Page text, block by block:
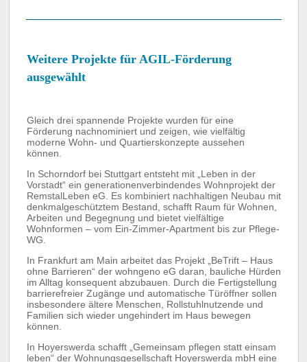
Weitere Projekte für AGIL-Förderung
ausgewählt
Gleich drei spannende Projekte wurden für eine
Förderung nachnominiert und zeigen, wie vielfältig
moderne Wohn- und Quartierskonzepte aussehen
können.
In Schorndorf bei Stuttgart entsteht mit „Leben in der
Vorstadt“ ein generationenverbindendes Wohnprojekt der
RemstalLeben eG. Es kombiniert nachhaltigen Neubau mit
denkmalgeschütztem Bestand, schafft Raum für Wohnen,
Arbeiten und Begegnung und bietet vielfältige
Wohnformen – vom Ein-Zimmer-Apartment bis zur Pflege-
WG.
In Frankfurt am Main arbeitet das Projekt „BeTrift – Haus
ohne Barrieren“ der wohngeno eG daran, bauliche Hürden
im Alltag konsequent abzubauen. Durch die Fertigstellung
barrierefreier Zugänge und automatische Türöffner sollen
insbesondere ältere Menschen, Rollstuhlnutzende und
Familien sich wieder ungehindert im Haus bewegen
können.
In Hoyerswerda schafft „Gemeinsam pflegen statt einsam
leben“ der Wohnungsgesellschaft Hoyerswerda mbH eine